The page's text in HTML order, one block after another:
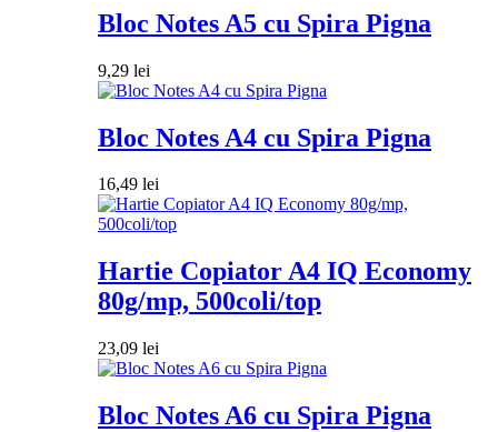
Bloc Notes A5 cu Spira Pigna
9,29 lei
Bloc Notes A4 cu Spira Pigna
16,49 lei
Hartie Copiator A4 IQ Economy
80g/mp, 500coli/top
23,09 lei
Bloc Notes A6 cu Spira Pigna